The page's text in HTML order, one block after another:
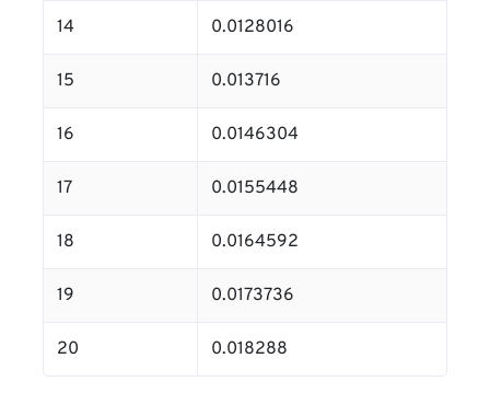
14 0.0128016
15 0.013716
16 0.0146304
17 0.0155448
18 0.0164592
19 0.0173736
20 0.018288